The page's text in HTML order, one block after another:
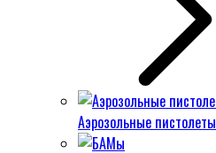
Аэрозольные пистолеты